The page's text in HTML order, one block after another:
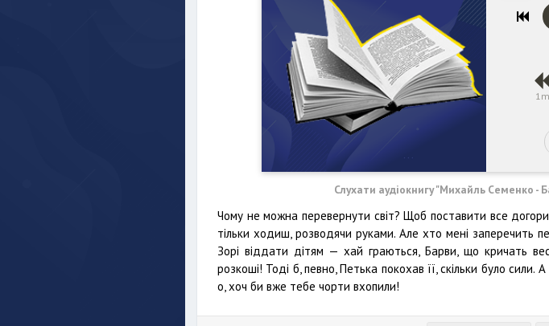
1m
Слухати аудіокнигу "Михайль Семенко
Чому не можна перевернути світ? Щоб поставити все
тільки ходиш, розводячи руками. Але хто мені заперечить
Зорі віддати дітям — хай граються, Барви, що кричать
розкоші! Тоді б, певно, Петька покохав її, скільки було
о, хоч би вже тебе чорти вхопили!